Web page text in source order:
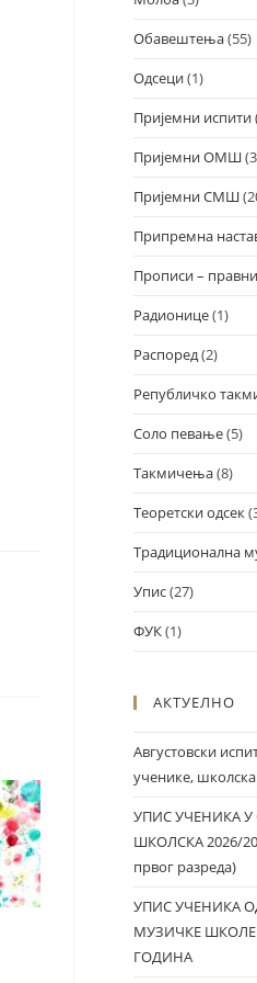
Обавештења(55)
Одсеци(1)
Пријемни испити
Пријемни ОМШ
Пријемни СМШ
Припремна
Прописи –
Радионице(1)
Распоред(2)
Републичко
Соло певање(5)
Такмичења(8)
Теоретски одсек
Традиционална
Упис(27)
ФУК(1)
АКТУЕЛНО
Августовски
ученике,
УПИС УЧЕНИКА
ШКОЛСКА 2026/
првог разреда)
УПИС УЧЕНИКА
МУЗИЧКЕ ШКОЛЕ
ГОДИНА